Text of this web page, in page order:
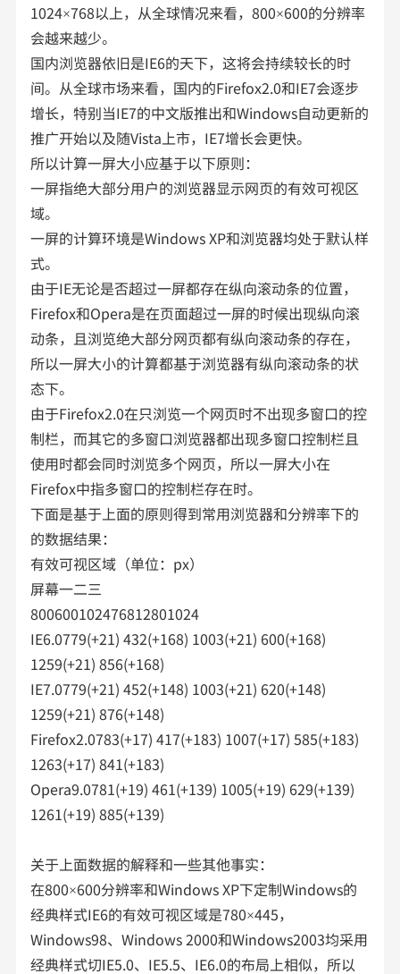
1024×768以上，从全球情况来看，800×600的分辨率
会越来越少。
国内浏览器依旧是IE6的天下，这将会持续较长的时
间。从全球市场来看，国内的Firefox2.0和IE7会逐步
增长，特别当IE7的中文版推出和Windows自动更新的
推广开始以及随Vista上市，IE7增长会更快。
所以计算一屏大小应基于以下原则：
一屏指绝大部分用户的浏览器显示网页的有效可视区
域。
一屏的计算环境是Windows XP和浏览器均处于默认样
式。
由于IE无论是否超过一屏都存在纵向滚动条的位置，
Firefox和Opera是在页面超过一屏的时候出现纵向滚
动条，且浏览绝大部分网页都有纵向滚动条的存在，
所以一屏大小的计算都基于浏览器有纵向滚动条的状
态下。
由于Firefox2.0在只浏览一个网页时不出现多窗口的控
制栏，而其它的多窗口浏览器都出现多窗口控制栏且
使用时都会同时浏览多个网页，所以一屏大小在
Firefox中指多窗口的控制栏存在时。
下面是基于上面的原则得到常用浏览器和分辨率下的
的数据结果：
有效可视区域（单位：px）
屏幕一二三
800600102476812801024
IE6.0779(+21) 432(+168) 1003(+21) 600(+168)
1259(+21) 856(+168)
IE7.0779(+21) 452(+148) 1003(+21) 620(+148)
1259(+21) 876(+148)
Firefox2.0783(+17) 417(+183) 1007(+17) 585(+183)
1263(+17) 841(+183)
Opera9.0781(+19) 461(+139) 1005(+19) 629(+139)
1261(+19) 885(+139)
关于上面数据的解释和一些其他事实：
在800×600分辨率和Windows XP下定制Windows的
经典样式IE6的有效可视区域是780×445，
Windows98、Windows 2000和Windows2003均采用
经典样式切IE5.0、IE5.5、IE6.0的布局上相似，所以